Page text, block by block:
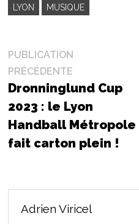
LYON
MUSIQUE
Navigation
de
l’article
PUBLICATION
PRÉCÉDENTEPublication
précédente :
Dronninglund Cup
2023 : le Lyon
Handball Métropole
fait carton plein !
Adrien Viricel